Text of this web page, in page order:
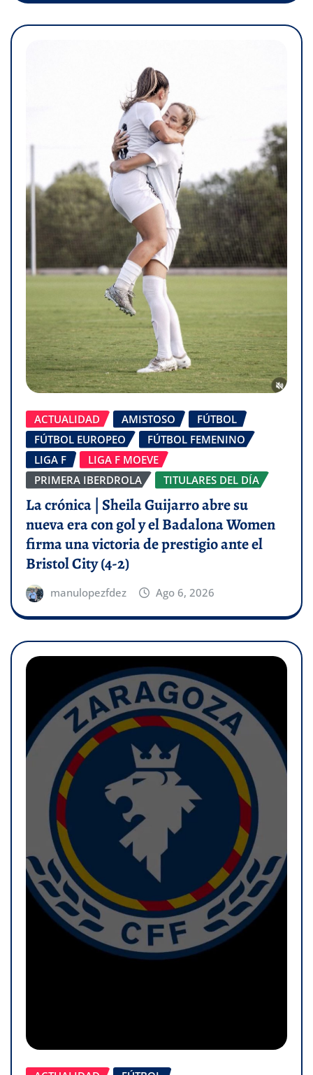
ACTUALIDAD AMISTOSO
FÚTBOL
FÚTBOL EUROPEO
FÚTBOL FEMENINO
LIGA F
LIGA F MOEVE
PRIMERA IBERDROLA
TITULARES DEL DÍA
La crónica | Sheila Guijarro abre su
nueva era con gol y el Badalona Women
firma una victoria de prestigio ante el
Bristol City (4-2)
manulopezfdez Ago 6, 2026